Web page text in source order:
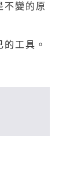
不變的原
工具。